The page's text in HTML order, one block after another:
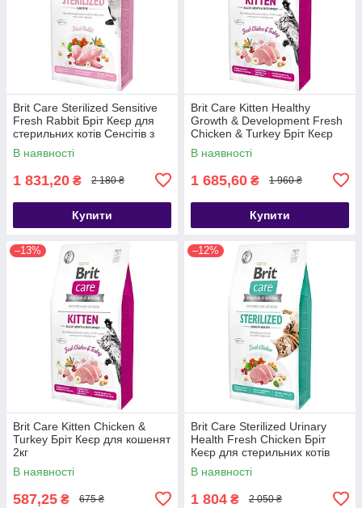
Brit Care Sterilized Sensitive
Fresh Rabbit Бріт Кеєр для
стерильних котів Сенсітів з
кроликом 7кг
В наявності
1 831,20 ₴ 2 180 ₴
Купити
Brit Care Kitten Healthy
Growth & Development Fresh
Chicken & Turkey Бріт Кеєр
для кошенят 7кг
В наявності
1 685,60 ₴ 1 960 ₴
Купити
–13%
Brit Care Kitten Chicken &
Turkey Бріт Кеєр для кошенят
2кг
В наявності
587,25 ₴ 675 ₴
–12%
Brit Care Sterilized Urinary
Health Fresh Chicken Бріт
Кеєр для стерильних котів
Урінарі курка 7кг
В наявності
1 804 ₴ 2 050 ₴